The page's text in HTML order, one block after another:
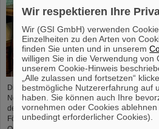
Die Physikerin und Geologin Livia Ludhova,
Neutrinophysik an der Johannes Gutenberg-
der gemeinsamen Neutrino-Gruppe bei GSI
Förderprojekts FAIR-Research NRW, wurde
Wir respektieren Ihre
Wir (GSI GmbH) verwenden
Einzelheiten zu den Arten von
finden Sie unten und in unserem
willigen Sie in die Verwendung von
unserem Cookie-Hinweis
„Alle zulassen und fortsetzen“
bestmögliche Nutzererfahrung auf
haben. Sie können auch Ihre
vornehmen oder Cookies
unbedingt erforderlicher Cookies).